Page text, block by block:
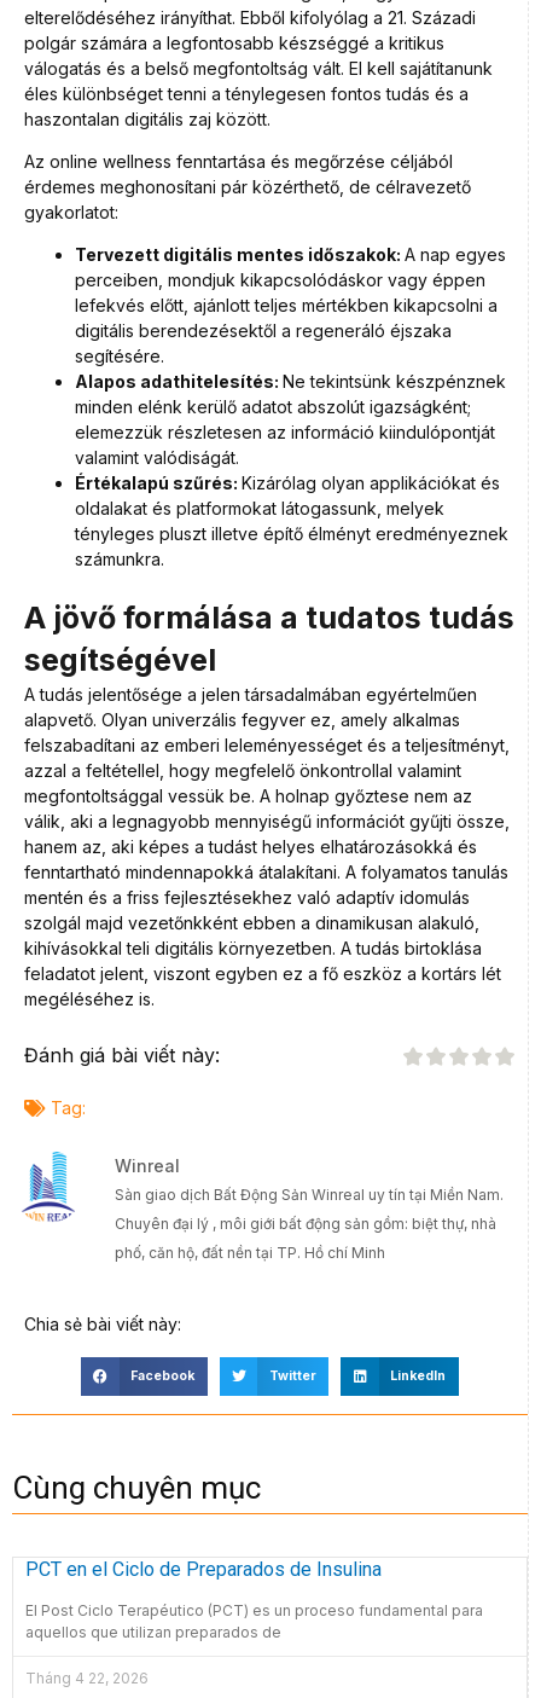
elterelődéséhez irányíthat. Ebből kifolyólag a 21. Századi
polgár számára a legfontosabb készséggé a kritikus
válogatás és a belső megfontoltság vált. El kell sajátítanunk
éles különbséget tenni a ténylegesen fontos tudás és a
haszontalan digitális zaj között.
Az online wellness fenntartása és megőrzése céljából
érdemes meghonosítani pár közérthető, de célravezető
gyakorlatot:
Tervezett digitális mentes időszakok: A nap egyes
perceiben, mondjuk kikapcsolódáskor vagy éppen
lefekvés előtt, ajánlott teljes mértékben kikapcsolni a
digitális berendezésektől a regeneráló éjszaka
segítésére.
Alapos adathitelesítés: Ne tekintsünk készpénznek
minden elénk kerülő adatot abszolút igazságként;
elemezzük részletesen az információ kiindulópontját
valamint valódiságát.
Értékalapú szűrés: Kizárólag olyan applikációkat és
oldalakat és platformokat látogassunk, melyek
tényleges pluszt illetve építő élményt eredményeznek
számunkra.
A jövő formálása a tudatos tudás
segítségével
A tudás jelentősége a jelen társadalmában egyértelműen
alapvető. Olyan univerzális fegyver ez, amely alkalmas
felszabadítani az emberi leleményességet és a teljesítményt,
azzal a feltétellel, hogy megfelelő önkontrollal valamint
megfontoltsággal vessük be. A holnap győztese nem az
válik, aki a legnagyobb mennyiségű információt gyűjti össze,
hanem az, aki képes a tudást helyes elhatározásokká és
fenntartható mindennapokká átalakítani. A folyamatos tanulás
mentén és a friss fejlesztésekhez való adaptív idomulás
szolgál majd vezetőnkként ebben a dinamikusan alakuló,
kihívásokkal teli digitális környezetben. A tudás birtoklása
feladatot jelent, viszont egyben ez a fő eszköz a kortárs lét
megéléséhez is.
Đánh giá bài viết này:
Tag:
Winreal
Sàn giao dịch Bất Động Sản Winreal uy tín tại Miền Nam.
Chuyên đại lý , môi giới bất động sản gồm: biệt thự, nhà
phố, căn hộ, đất nền tại TP. Hồ chí Minh
Chia sẻ bài viết này:
Facebook Twitter LinkedIn
Cùng chuyên mục
PCT en el Ciclo de Preparados de Insulina
El Post Ciclo Terapéutico (PCT) es un proceso fundamental para
aquellos que utilizan preparados de
Tháng 4 22, 2026